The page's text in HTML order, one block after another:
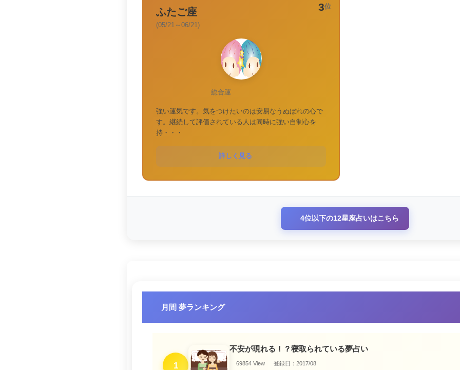
3位
ふたご座
(05/21～06/21)
総合運
強い運気です。気をつけたいのは安易なうぬぼれの心で
す。継続して評価されている人は同時に強い自制心を
持・・・
詳しく見る
4位以下の12星座占いはこちら
月間 夢ランキング
1
不安が現れる！？寝取られている夢占い
69854 View 登録日：2017/08